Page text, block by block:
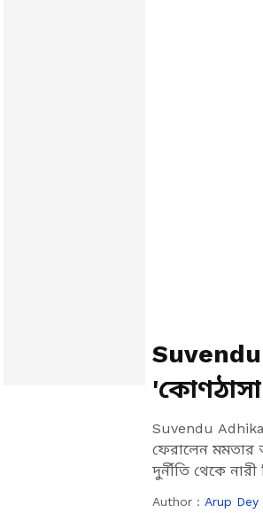
মেগা
Suvendu
ফেরালেন মমতার
দুর্নীতি থেকে
Author : Arup Dey